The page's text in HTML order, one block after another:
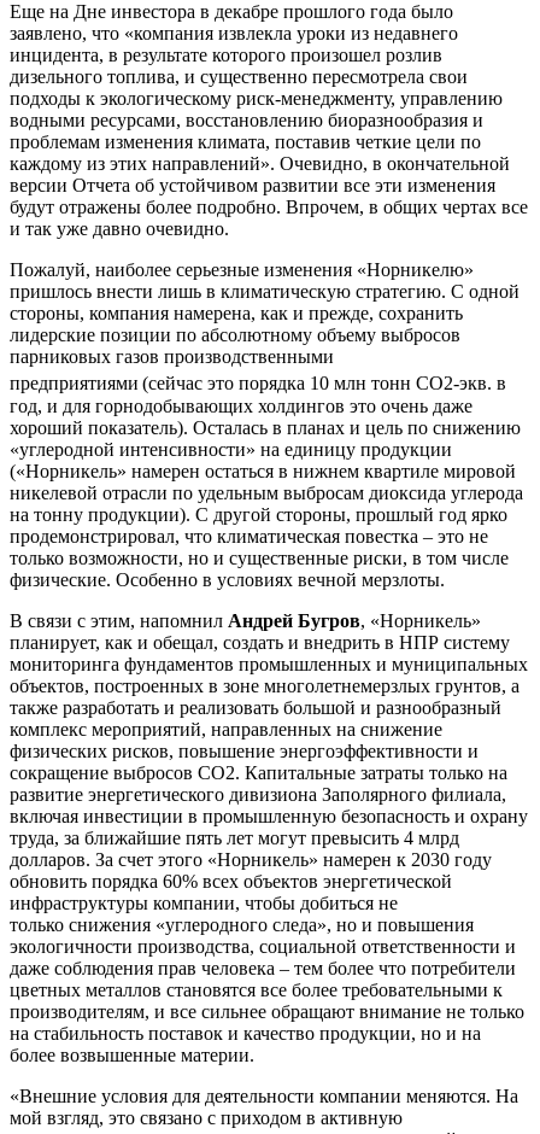
Еще на Дне инвестора в декабре прошлого года было
заявлено, что «компания извлекла уроки из недавнего
инцидента, в результате которого произошел розлив
дизельного топлива, и существенно пересмотрела свои
подходы к экологическому риск-менеджменту, управлению
водными ресурсами, восстановлению биоразнообразия и
проблемам изменения климата, поставив четкие цели по
каждому из этих направлений». Очевидно, в окончательной
версии Отчета об устойчивом развитии все эти изменения
будут отражены более подробно. Впрочем, в общих чертах все
и так уже давно очевидно.
Пожалуй, наиболее серьезные изменения «Норникелю»
пришлось внести лишь в климатическую стратегию. С одной
стороны, компания намерена, как и прежде, сохранить
лидерские позиции по абсолютному объему выбросов
парниковых газов производственными
предприятиями (сейчас это порядка 10 млн тонн СО2-экв. в
год, и для горнодобывающих холдингов это очень даже
хороший показатель). Осталась в планах и цель по снижению
«углеродной интенсивности» на единицу продукции
(«Норникель» намерен остаться в нижнем квартиле мировой
никелевой отрасли по удельным выбросам диоксида углерода
на тонну продукции). С другой стороны, прошлый год ярко
продемонстрировал, что климатическая повестка – это не
только возможности, но и существенные риски, в том числе
физические. Особенно в условиях вечной мерзлоты.
В связи с этим, напомнил Андрей Бугров, «Норникель»
планирует, как и обещал, создать и внедрить в НПР систему
мониторинга фундаментов промышленных и муниципальных
объектов, построенных в зоне многолетнемерзлых грунтов, а
также разработать и реализовать большой и разнообразный
комплекс мероприятий, направленных на снижение
физических рисков, повышение энергоэффективности и
сокращение выбросов CО2. Капитальные затраты только на
развитие энергетического дивизиона Заполярного филиала,
включая инвестиции в промышленную безопасность и охрану
труда, за ближайшие пять лет могут превысить 4 млрд
долларов. За счет этого «Норникель» намерен к 2030 году
обновить порядка 60% всех объектов энергетической
инфраструктуры компании, чтобы добиться не
только снижения «углеродного следа», но и повышения
экологичности производства, социальной ответственности и
даже соблюдения прав человека – тем более что потребители
цветных металлов становятся все более требовательными к
производителям, и все сильнее обращают внимание не только
на стабильность поставок и качество продукции, но и на
более возвышенные материи.
«Внешние условия для деятельности компании меняются. На
мой взгляд, это связано с приходом в активную